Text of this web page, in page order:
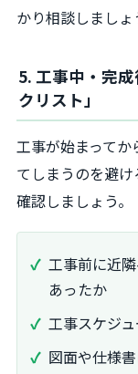
かり相談しましょ
5. 工事中・完
クリスト」
工事が始まって
てしまうのを避
確認しましょう。
工事前に近
あったか
工事スケジ
図面や仕様